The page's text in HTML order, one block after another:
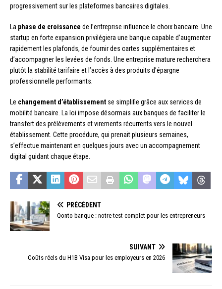
progressivement sur les plateformes bancaires digitales.
La phase de croissance de l’entreprise influence le choix bancaire. Une
startup en forte expansion privilégiera une banque capable d’augmenter
rapidement les plafonds, de fournir des cartes supplémentaires et
d’accompagner les levées de fonds. Une entreprise mature recherchera
plutôt la stabilité tarifaire et l’accès à des produits d’épargne
professionnelle performants.
Le changement d’établissement se simplifie grâce aux services de
mobilité bancaire. La loi impose désormais aux banques de faciliter le
transfert des prélèvements et virements récurrents vers le nouvel
établissement. Cette procédure, qui prenait plusieurs semaines,
s’effectue maintenant en quelques jours avec un accompagnement
digital guidant chaque étape.
PRÉCÉDENT
Qonto banque : notre test complet pour les entrepreneurs
SUIVANT
Coûts réels du H1B Visa pour les employeurs en 2026